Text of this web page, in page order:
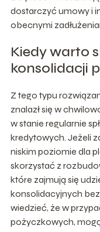
dostarczyć umowy i
obecnymi
Kiedy warto
konsolidacji
Z tego typu
znalazł się w
w stanie regularnie
kredytowych. Jeżeli
niskim poziomie dla
skorzystać z
które zajmują się
konsolidacyjnych
wiedzieć, że w
pożyczkowych,